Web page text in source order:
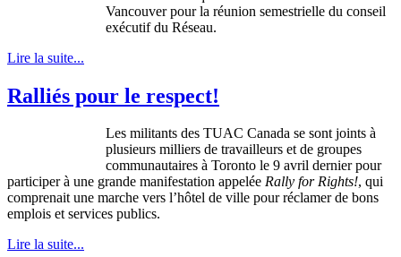
Vancouver pour la réunion semestrielle du conseil
exécutifdu Réseau.
Lire la suite...
Ralliés pour le respect!
Les militants des TUAC Canada se sont joints à
plusieurs milliers de travailleurs et de groupes
communautaires à Toronto le 9 avril dernier pour
participer à une grande manifestation appelée Rally for Rights!, qui
comprenait une marche vers l’hôtel de ville pour réclamer de bons
emplois et services publics.
Lire la suite...